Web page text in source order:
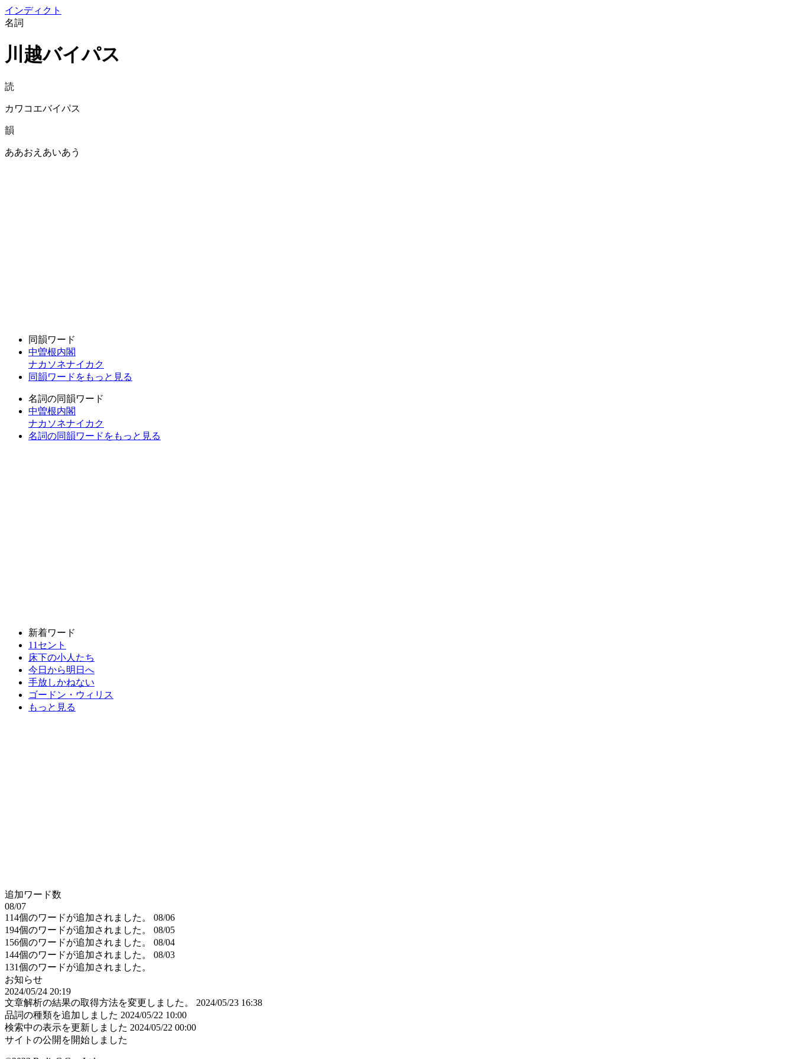
インディクト
名詞
川越バイパス
読
カワコエバイパス
韻
ああおえあいあう
同韻ワード
中曽根内閣
ナカソネナイカク
同韻ワードをもっと見る
名詞の同韻ワード
中曽根内閣
ナカソネナイカク
名詞の同韻ワードをもっと見る
新着ワード
11セント
床下の小人たち
今日から明日へ
手放しかねない
ゴードン・ウィリス
もっと見る
追加ワード数
08/07
114個のワードが追加されました。
08/06
194個のワードが追加されました。
08/05
156個のワードが追加されました。
08/04
144個のワードが追加されました。
08/03
131個のワードが追加されました。
お知らせ
2024/05/24 20:19
文章解析の結果の取得方法を変更しました。
2024/05/23 16:38
品詞の種類を追加しました 2024/05/22 10:00
検索中の表示を更新しました 2024/05/22 00:00
サイトの公開を開始しました